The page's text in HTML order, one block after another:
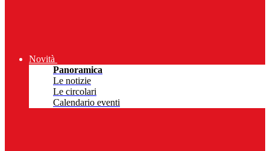
Novità
Panoramica
Le notizie
Le circolari
Calendario eventi